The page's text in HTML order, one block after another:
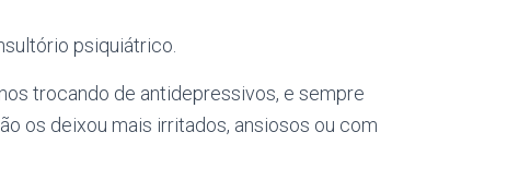
psiquiátrico.
trocando de antidepressivos, e sempre
os deixou mais irritados, ansiosos ou com